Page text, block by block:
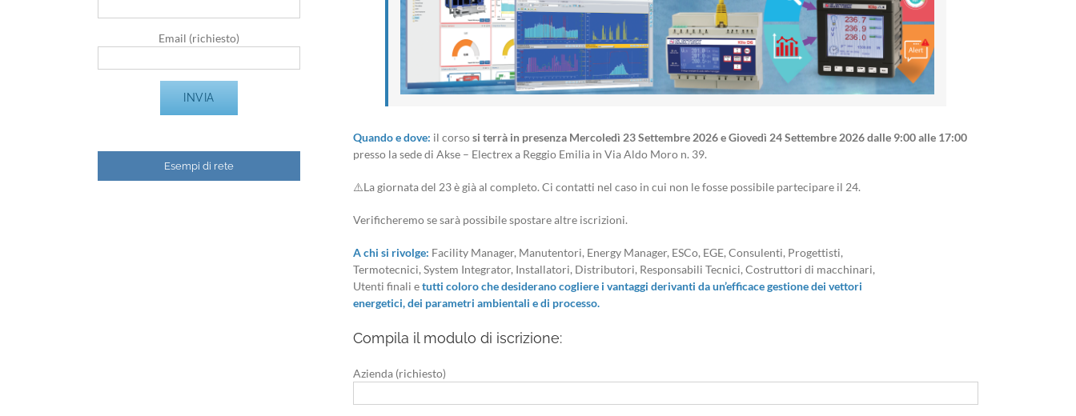
Quando e dove: il corsosi terrà in presenza Mercoledì 23 Settembre 2026e Giovedì 24 Settembre 2026dalle 9:00 alle 17:00
presso la sede di Akse – Electrex a Reggio Emilia in Via Aldo Moro n. 39.
⚠️La giornata del 23 è già al completo. Ci contatti nel caso in cui non le fosse possibile partecipare il 24.
Verificheremo se sarà possibile spostare altre iscrizioni.
A chi si rivolge: Facility Manager, Manutentori, Energy Manager, ESCo, EGE, Consulenti, Progettisti,
Termotecnici, System Integrator, Installatori, Distributori, Responsabili Tecnici, Costruttori di macchinari,
Utenti finali etutti coloro che desiderano cogliere i vantaggi derivanti da un’efficace gestione dei vettori
energetici, dei parametri ambientali e di processo.
Compila il modulo di iscrizione:
Azienda (richiesto)
Email (richiesto)
Esempi di rete